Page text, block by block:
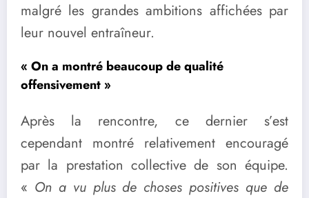
malgré les grandes ambitions affichées par
leur nouvel entraîneur.
« On a montré beaucoup de qualité
offensivement »
Après la rencontre, ce dernier s’est
cependant montré relativement encouragé
par la prestation collective de son équipe.
« On a vu plus de choses positives que de